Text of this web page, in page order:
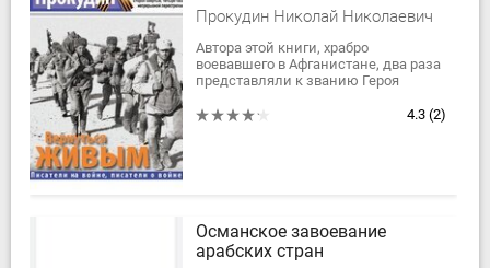
Прокудин Николай Николаевич
Автора этой книги, храбро
воевавшего в Афганистане, два раза
представляли к званию Героя
получил. Наверное, потому, как он
4.3 (2)
Османское завоевание
арабских стран